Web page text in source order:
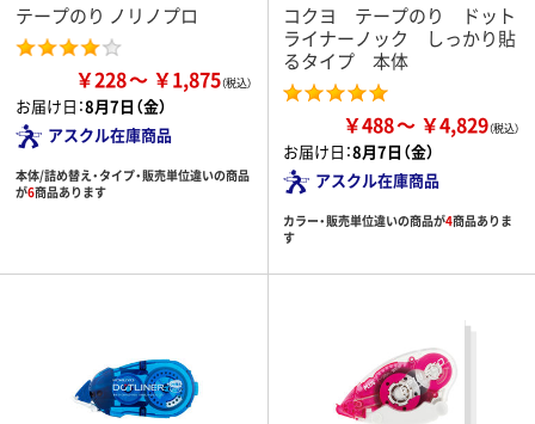
テープのり ノリノプロ
￥228 ￥1,875
お届け日：8月7日（金）
アスクル在庫商品
本体/詰め替え・タイプ・販売単位違いの商品
が6商品あります
コクヨ テープのり ドット
ライナーノック しっかり貼
るタイプ 本体
￥488 ￥4,829
お届け日：8月7日（金）
アスクル在庫商品
カラー・販売単位違いの商品が4商品ありま
す